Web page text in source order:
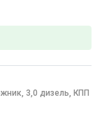
3,0 дизель, КПП